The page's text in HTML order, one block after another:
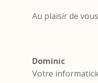
Au plaisir de
Dominic
Votre